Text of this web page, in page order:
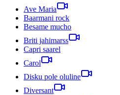
Ave Maria
Baarmani rock
Besame mucho
Briti jahimarss
Capri saarel
Carol
Disku pole oluline
Diversant